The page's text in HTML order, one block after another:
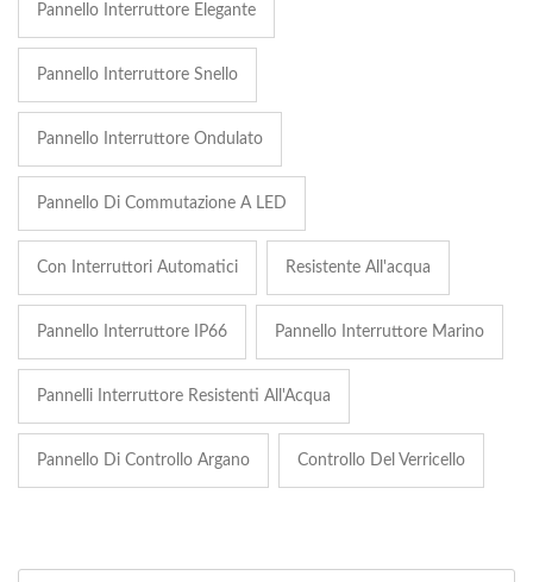
Pannello Interruttore Elegante
Pannello Interruttore Snello
Pannello Interruttore Ondulato
Pannello Di Commutazione A LED
Con Interruttori Automatici Resistente All'acqua
Pannello Interruttore IP66 Pannello Interruttore Marino
Pannelli Interruttore Resistenti All'Acqua
Pannello Di Controllo Argano Controllo Del Verricello